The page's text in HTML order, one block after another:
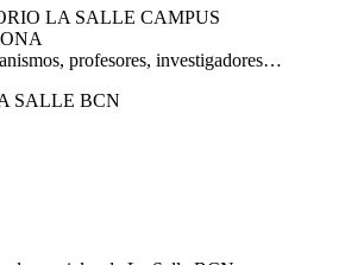
LA SALLE CAMPUS
profesores, investigadores…
SALLE BCN